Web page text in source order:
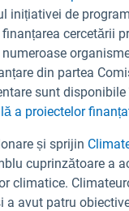
inițiativei de
cercetării
din partea
sunt disponibile
a proiectelor
și sprijin
cuprinzătoare a
climatice.
a avut patru